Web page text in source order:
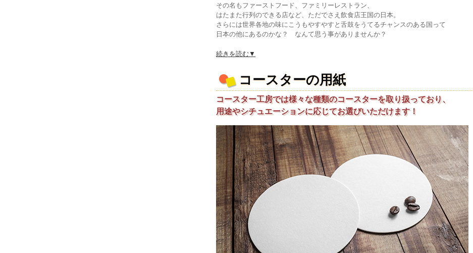
その名もファーストフード、ファミリーレストラン、
はたまた行列のできる店など、ただでさえ飲食店王国の日本。
さらには世界各地の味にこうもやすやすと舌鼓をうてるチャンスのある国って
日本の他にあるのかな？ なんて思う事がありませんか？
続きを読む▼
コースターの用紙
コースター工房では様々な種類のコースターを取り扱っており、
用途やシチュエーションに応じてお選びいただけます！